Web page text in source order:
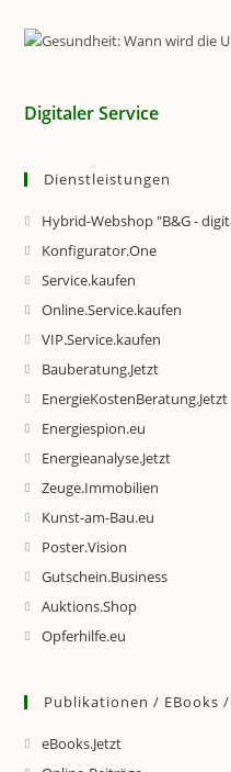
Digitaler Service
Dienstleistungen
Hybrid-Webshop "B&G -
Konfigurator.One
Service.kaufen
Online.Service.kaufen
VIP.Service.kaufen
Bauberatung.Jetzt
EnergieKostenBeratung.Jetzt
Energiespion.eu
Energieanalyse.Jetzt
Zeuge.Immobilien
Kunst-am-Bau.eu
Poster.Vision
Gutschein.Business
Auktions.Shop
Opferhilfe.eu
Publikationen / EBooks
eBooks.Jetzt